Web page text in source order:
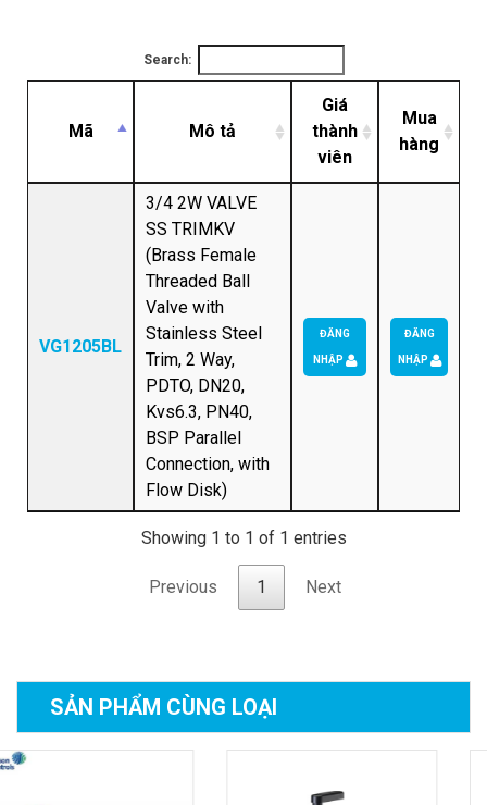
Search:
Mã Mô tả
Giá
thành
viên
Mua
hàng
VG1205BL
3/4 2W VALVE
SS TRIMKV
(Brass Female
Threaded Ball
Valve with
Stainless Steel
Trim, 2 Way,
PDTO, DN20,
Kvs6.3, PN40,
BSP Parallel
Connection, with
Flow Disk)
ĐĂNG
NHẬP
ĐĂNG
NHẬP
Showing 1 to 1 of 1 entries
Previous 1 Next
SẢN PHẨM CÙNG LOẠI